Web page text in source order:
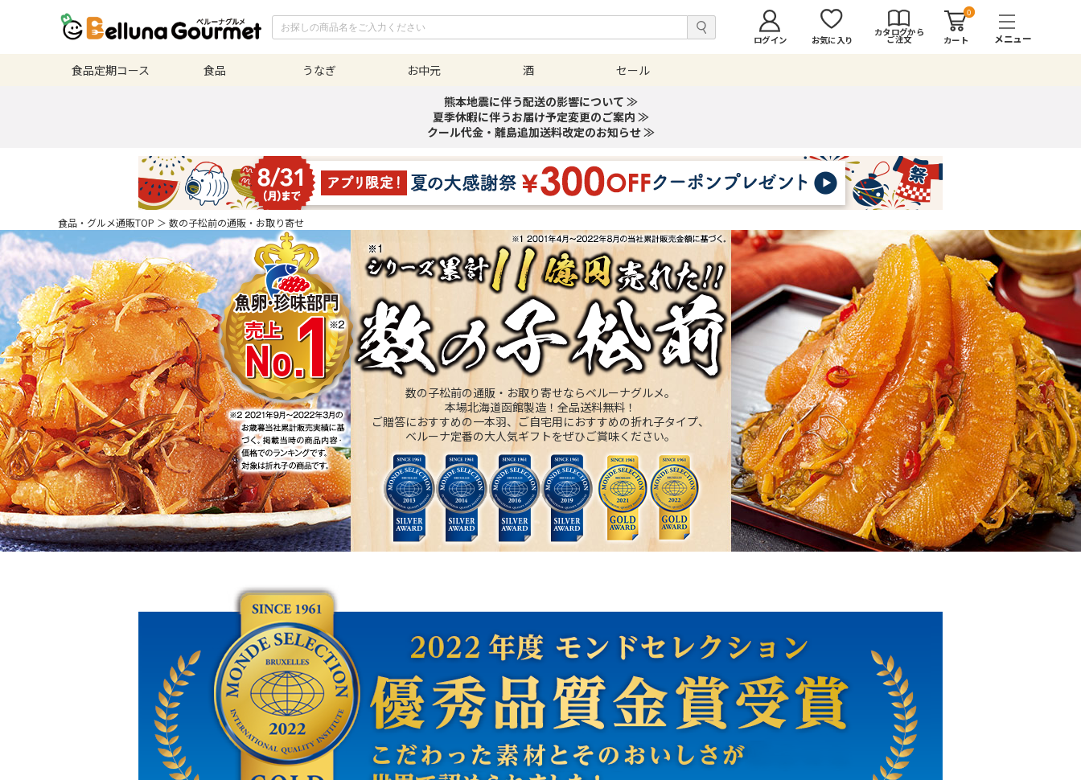
ログイン お気に入り
カタログから
ご注文
0
カート
食品定期コース 食品 うなぎ お中元 酒
セール
熊本地震に伴う配送の影響について ≫
夏季休暇に伴うお届け予定変更のご案内 ≫
クール代金・離島追加送料改定のお知らせ ≫
食品・グルメ通販TOP ＞ 数の子松前の通販・お取り寄せ
数の子松前の通販・お取り寄せならベルーナグルメ。
本場北海道函館製造！全品送料無料！
ご贈答におすすめの一本羽、ご自宅用におすすめの折れ子タイプ、
ベルーナ定番の大人気ギフトをぜひご賞味ください。